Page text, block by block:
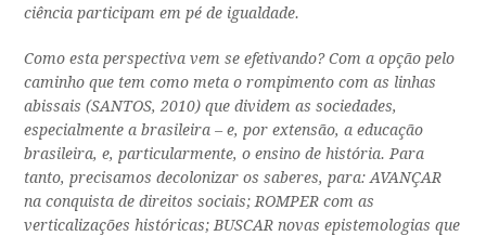
ciência participam em pé de igualdade.
Como esta perspectiva vem se efetivando? Com a opção pelo
caminho que tem como meta o rompimento com as linhas
abissais (SANTOS, 2010) que dividem as sociedades,
especialmente a brasileira – e, por extensão, a educação
brasileira, e, particularmente, o ensino de história. Para
tanto, precisamos decolonizar os saberes, para: AVANÇAR
na conquista de direitos sociais; ROMPER com as
verticalizações históricas; BUSCAR novas epistemologias que